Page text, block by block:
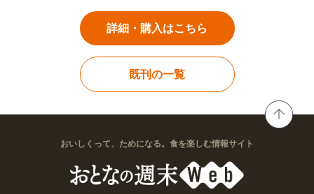
詳細・購入はこちら
既刊の一覧
おいしくって、ためになる。食を楽しむ情報サイト